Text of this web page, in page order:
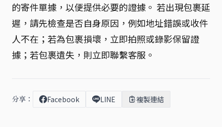
的寄件單據，以便提供必要的證據。 若出現包裹延
遲，請先檢查是否自身原因，例如地址錯誤或收件
人不在；若為包裹損壞，立即拍照或錄影保留證
據；若包裹遺失，則立即聯繫客服。
分享： Facebook LINE 複製連結